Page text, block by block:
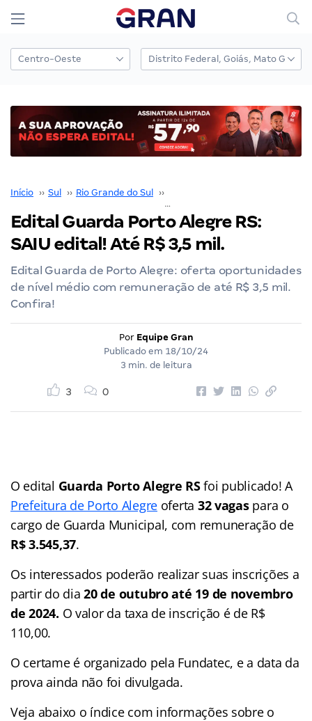
Início ›› Sul ›› Rio Grande do Sul ››
Edital Guarda Porto Alegre RS:
SAIU edital! Até R$ 3,5 mil.
Edital Guarda de Porto Alegre: oferta oportunidades
de nível médio com remuneração de até R$ 3,5 mil.
Confira!
Por Equipe Gran
Publicado em 18/10/24
3 min. de leitura
3 0
O edital Guarda Porto Alegre RSfoi publicado! A
Prefeitura de Porto Alegreoferta 32 vagaspara o
cargo de Guarda Municipal, com remuneração de
R$ 3.545,37.
Os interessados poderão realizar suas inscrições a
partir do dia20 de outubro até 19 de novembro
de 2024. O valor da taxa de inscrição é de R$
110,00.
O certame é organizado pela Fundatec, e a data da
prova ainda não foi divulgada.
Veja abaixo o índicecom informações sobre o